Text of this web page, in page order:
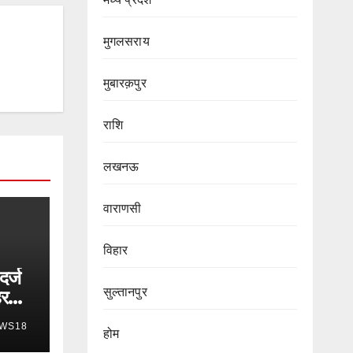
मुगलसराय
मुबारक़पुर
राशि
लखनऊ
वाराणसी
विहार
सुल्तानपुर
होम